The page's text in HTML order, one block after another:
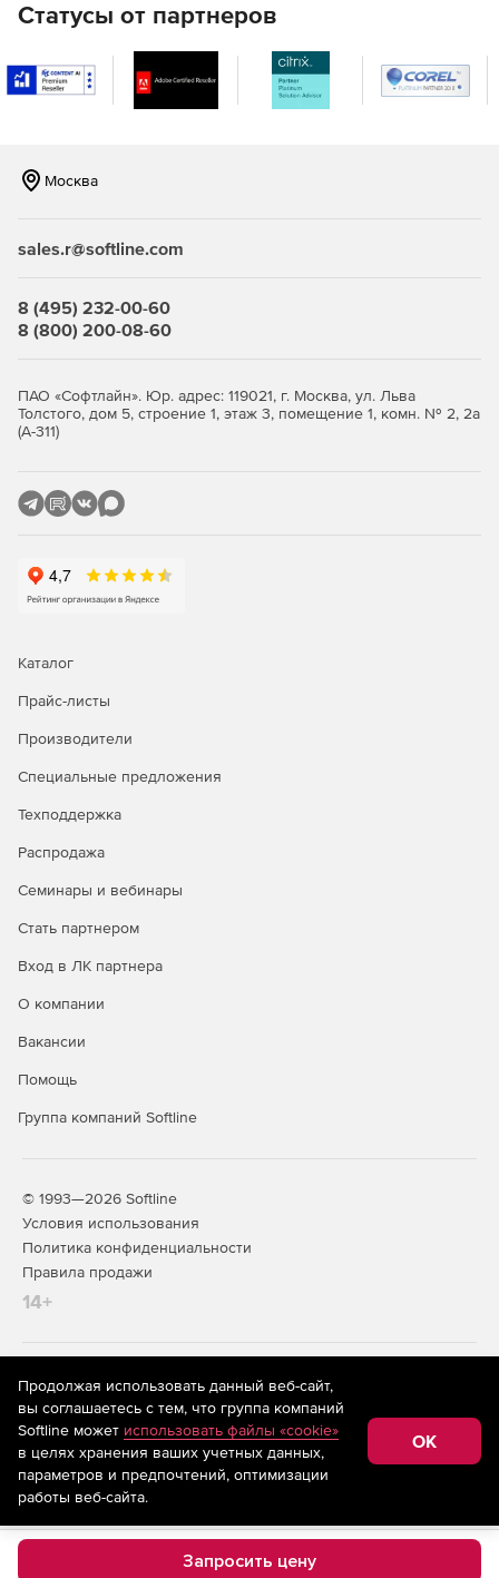
Позволяет создавать резервные копии всех объектов
Exchange (локальных и Exchange Online), таких как
электронные письма, записи календаря, контакты,
журналы, заметки, сообщения и задачи.
Статусы от партнеров
Запросить цену
Москва
sales.r@softline.com
8 (495) 232-00-60
8 (800) 200-08-60
ПАО «Софтлайн». Юр. адрес: 119021, г. Москва, ул. Льва
Толстого, дом 5, строение 1, этаж 3, помещение 1, комн. № 2, 2а
(А-311)
Каталог
Прайс-листы
Производители
Специальные предложения
Техподдержка
Распродажа
Семинары и вебинары
Стать партнером
Вход в ЛК партнера
О компании
Вакансии
Помощь
Группа компаний Softline
© 1993—2026 Softline
Условия использования
Политика конфиденциальности
Правила продажи
14+
На информационном ресурсе store.softline.ru применяются
рекомендательные технологии
(информационные технологии
предоставления информации на основе сбора,
систематизации и анализа сведений, относящихся к
предпочтениям пользователей сети «Интернет»,
находящихся на территории Российской Федерации)
Продолжая использовать данный веб-сайт,
вы соглашаетесь с тем, что группа компаний
Softline может использовать файлы «cookie»
в целях хранения ваших учетных данных,
параметров и предпочтений, оптимизации
работы веб-сайта.
OK